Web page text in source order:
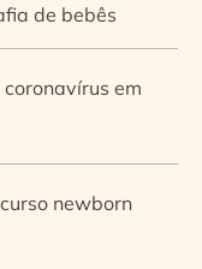
de bebês
em
newborn